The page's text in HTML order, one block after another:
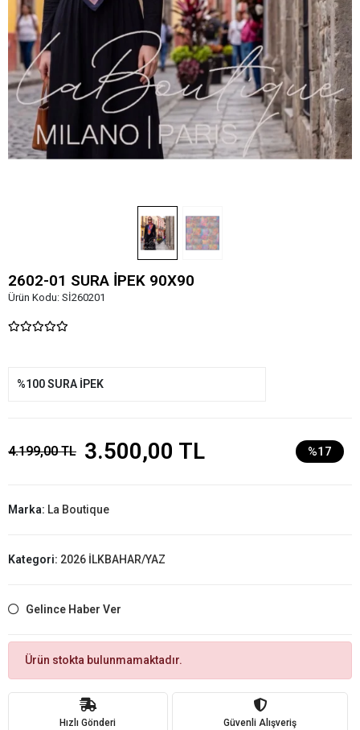
2602-01 SURA İPEK 90X90
Ürün Kodu: Sİ260201
%100 SURA İPEK
4.199,00 TL 3.500,00 TL %17
Marka: La Boutique
Kategori: 2026 İLKBAHAR/YAZ
Gelince Haber Ver
Ürün stokta bulunmamaktadır.
Hızlı Gönderi Güvenli Alışveriş